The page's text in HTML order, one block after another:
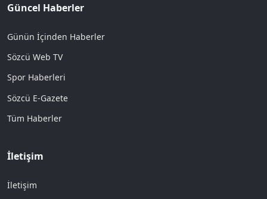
Güncel Haberler
Günün İçinden Haberler
Sözcü Web TV
Spor Haberleri
Sözcü E-Gazete
Tüm Haberler
İletişim
İletişim